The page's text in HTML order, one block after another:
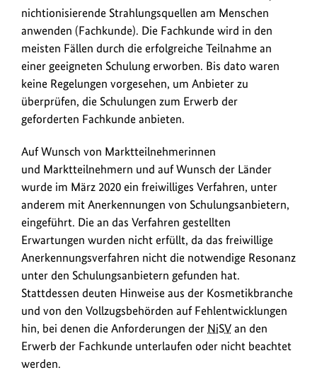
nichtionisierende Strahlungsquellen am Menschen
anwenden (Fachkunde). Die Fachkunde wird in den
meisten Fällen durch die erfolgreiche Teilnahme an
einer geeigneten Schulung erworben. Bis dato waren
keine Regelungen vorgesehen, um Anbieter zu
überprüfen, die Schulungen zum Erwerb der
geforderten Fachkunde anbieten.
Auf Wunsch von Marktteilnehmerinnen
und Marktteilnehmern und auf Wunsch der Länder
wurde im März 2020 ein freiwilliges Verfahren, unter
anderem mit Anerkennungen von Schulungsanbietern,
eingeführt. Die an das Verfahren gestellten
Erwartungen wurden nicht erfüllt, da das freiwillige
Anerkennungsverfahren nicht die notwendige Resonanz
unter den Schulungsanbietern gefunden hat.
Stattdessen deuten Hinweise aus der Kosmetikbranche
und von den Vollzugsbehörden auf Fehlentwicklungen
hin, bei denen die Anforderungen der NiSV an den
Erwerb der Fachkunde unterlaufen oder nicht beachtet
werden.